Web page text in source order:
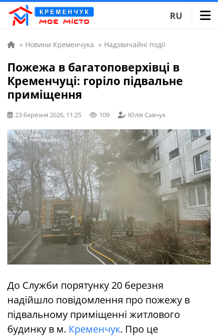
RU
» Новини Кременчука » Надзвичайні події
Пожежа в багатоповерхівці в
Кременчуці: горіло підвальне
приміщення
23 березня 2026, 11:25 109 Юлія Савчук
До Служби порятунку 20 березня
надійшло повідомлення про пожежу в
підвальному приміщенні житлового
будинку в м. Кременчук. Про це